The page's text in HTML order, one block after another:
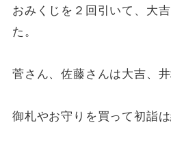
おみくじを２回引いて、大
た。
菅さん、佐藤さんは大吉、
御札やお守りを買って初詣は